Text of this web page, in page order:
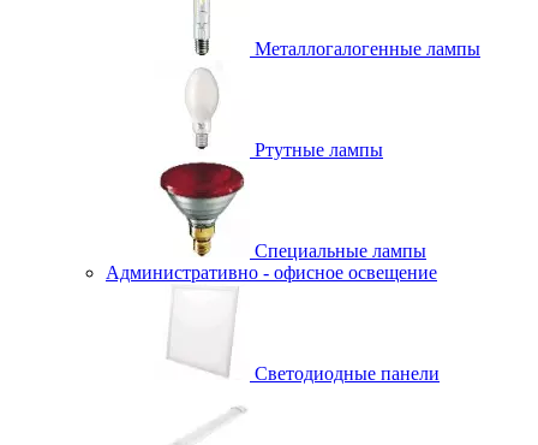
Металлогалогенные лампы
Ртутные лампы
Специальные лампы
Административно - офисное освещение
Светодиодные панели